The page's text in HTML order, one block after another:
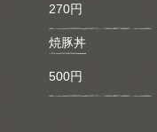
270円
焼豚丼
500円